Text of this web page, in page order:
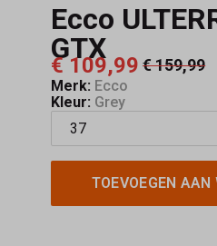
Ecco
GTX
€ 109,99 € 159,99
Merk: Ecco
Kleur: Grey
TOEVOEGEN AAN